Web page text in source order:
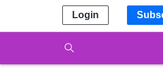
Login